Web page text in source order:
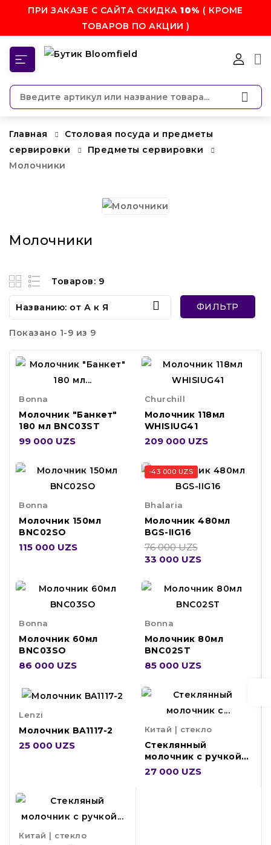
ПРИ ЗАКАЗЕ С САЙТА СКИДКА10% ( КРОМЕ
ТОВАРОВ ПО АКЦИИ )
Главная
Столовая посуда и предметы
сервировки
Предметы сервировки
Молочники
Молочники
Товаров: 9
Названию: от А к Я  ФИЛЬТР
Показано 1-9 из 9
Bonna
Молочник "Банкет"
180 мл BNC03ST
99 000 UZS
Churchill
Молочник 118мл
WHISIUG41
209 000 UZS
Bonna
Молочник 150мл
BNC02SO
115 000 UZS
-43 000 UZS
Bhalaria
Молочник 480мл
BGS-IIG16
76 000 UZS
33 000 UZS
Bonna
Молочник 60мл
BNC03SO
86 000 UZS
Bonna
Молочник 80мл
BNC02ST
85 000 UZS
Lenzi
Молочник BA1117-2
25 000 UZS
Китай | стекло
Стеклянный
молочник с ручкой
110мл GLJ110
27 000 UZS
Китай | стекло